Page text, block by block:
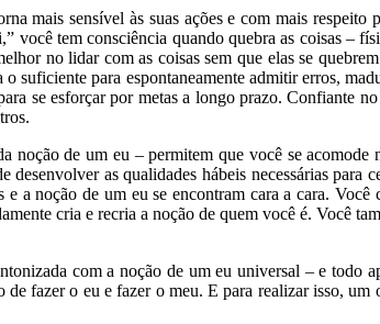
mais sensível às suas ações e com mais respeito
tem consciência quando quebra as coisas –
no lidar com as coisas sem que elas se
suficiente para espontaneamente admitir erros,
se esforçar por metas a longo prazo. Confiante
noção de um eu – permitem que você se
as qualidades hábeis necessárias para
a noção de um eu se encontram cara a cara.
cria e recria a noção de quem você é. Você
com a noção de um eu universal – e todo
fazer o eu e fazer o meu. E para realizar isso, um